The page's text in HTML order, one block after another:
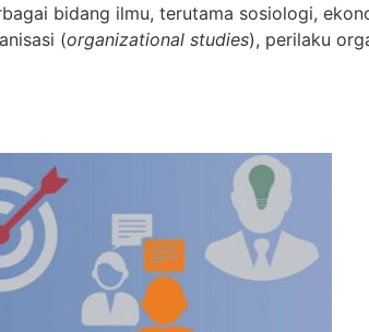
bidang ilmu, terutama sosiologi,
(organizational studies), perilaku